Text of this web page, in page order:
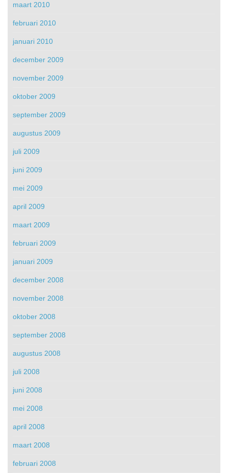
maart 2010
februari 2010
januari 2010
december 2009
november 2009
oktober 2009
september 2009
augustus 2009
juli 2009
juni 2009
mei 2009
april 2009
maart 2009
februari 2009
januari 2009
december 2008
november 2008
oktober 2008
september 2008
augustus 2008
juli 2008
juni 2008
mei 2008
april 2008
maart 2008
februari 2008